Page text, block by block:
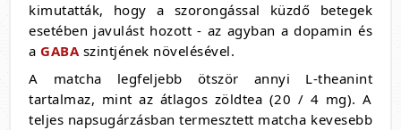
kimutatták, hogy a szorongással küzdő betegek
esetében javulást hozott - az agyban a dopamin és
a GABAszintjének növelésével.
A matcha legfeljebb ötször annyi L-theanint
tartalmaz, mint az átlagos zöldtea (20 / 4 mg). A
teljes napsugárzásban termesztett matcha kevesebb